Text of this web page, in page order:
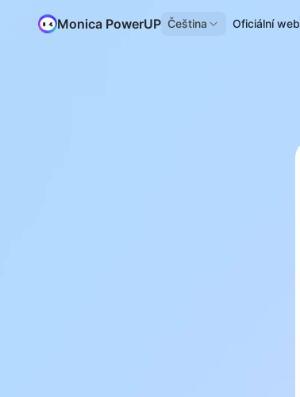
Monica PowerUP Čeština Oficiální web